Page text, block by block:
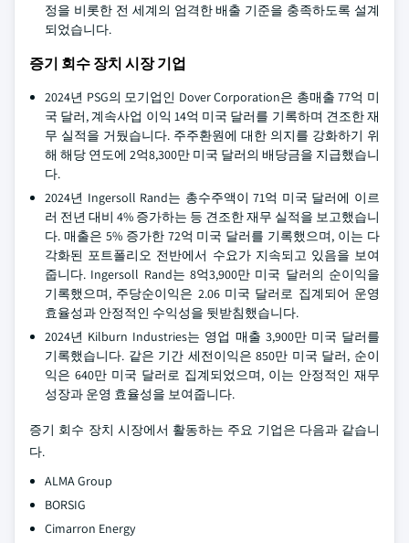
정을 비롯한 전 세계의 엄격한 배출 기준을 충족하도록 설계
되었습니다.
증기 회수 장치 시장 기업
2024년 PSG의 모기업인 Dover Corporation은 총매출 77억 미
국 달러, 계속사업 이익 14억 미국 달러를 기록하며 견조한 재
무 실적을 거뒀습니다. 주주환원에 대한 의지를 강화하기 위
해 해당 연도에 2억8,300만 미국 달러의 배당금을 지급했습니
다.
2024년 Ingersoll Rand는 총수주액이 71억 미국 달러에 이르
러 전년 대비 4% 증가하는 등 견조한 재무 실적을 보고했습니
다. 매출은 5% 증가한 72억 미국 달러를 기록했으며, 이는 다
각화된 포트폴리오 전반에서 수요가 지속되고 있음을 보여
줍니다. Ingersoll Rand는 8억3,900만 미국 달러의 순이익을
기록했으며, 주당순이익은 2.06 미국 달러로 집계되어 운영
효율성과 안정적인 수익성을 뒷받침했습니다.
2024년 Kilburn Industries는 영업 매출 3,900만 미국 달러를
기록했습니다. 같은 기간 세전이익은 850만 미국 달러, 순이
익은 640만 미국 달러로 집계되었으며, 이는 안정적인 재무
성장과 운영 효율성을 보여줍니다.
증기 회수 장치 시장에서 활동하는 주요 기업은 다음과 같습니
다.
ALMA Group
BORSIG
Cimarron Energy